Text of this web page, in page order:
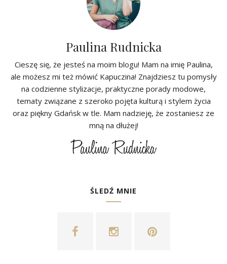
Paulina Rudnicka
Cieszę się, że jesteś na moim blogu! Mam na imię Paulina,
ale możesz mi też mówić Kapuczina! Znajdziesz tu pomysły
na codzienne stylizacje, praktyczne porady modowe,
tematy związane z szeroko pojęta kulturą i stylem życia
oraz piękny Gdańsk w tle. Mam nadzieję, że zostaniesz ze
mną na dłużej!
ŚLEDŹ MNIE